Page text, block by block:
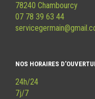
78240 Chambourcy
07 78 39 63 44
NOS HORAIRES
24h/24
7j/7